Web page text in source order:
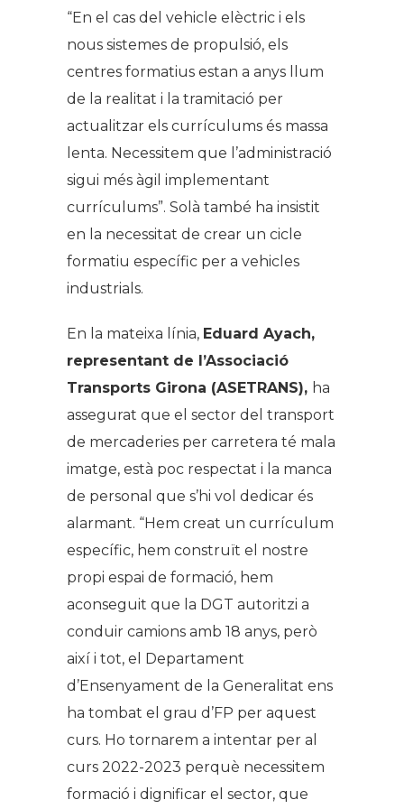
“En el cas del vehicle elèctric i els
nous sistemes de propulsió, els
centres formatius estan a anys llum
de la realitat i la tramitació per
actualitzar els currículums és massa
lenta. Necessitem que l’administració
sigui més àgil implementant
currículums”. Solà també ha insistit
en la necessitat de crear un cicle
formatiu específic per a vehicles
industrials.
En la mateixa línia, Eduard Ayach,
representant de l’Associació
Transports Girona (ASETRANS), ha
assegurat que el sector del transport
de mercaderies per carretera té mala
imatge, està poc respectat i la manca
de personal que s’hi vol dedicar és
alarmant. “Hem creat un currículum
específic, hem construït el nostre
propi espai de formació, hem
aconseguit que la DGT autoritzi a
conduir camions amb 18 anys, però
així i tot, el Departament
d’Ensenyament de la Generalitat ens
ha tombat el grau d’FP per aquest
curs. Ho tornarem a intentar per al
curs 2022-2023 perquè necessitem
formació i dignificar el sector, que